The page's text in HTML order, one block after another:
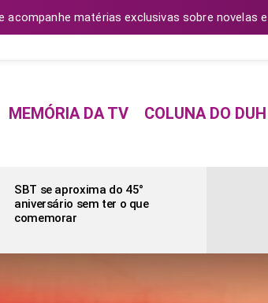
acompanhe matérias exclusivas sobre novelas e
MEMÓRIA DA TV COLUNA DO DUH
SBT se aproxima do 45°
aniversário sem ter o que
comemorar